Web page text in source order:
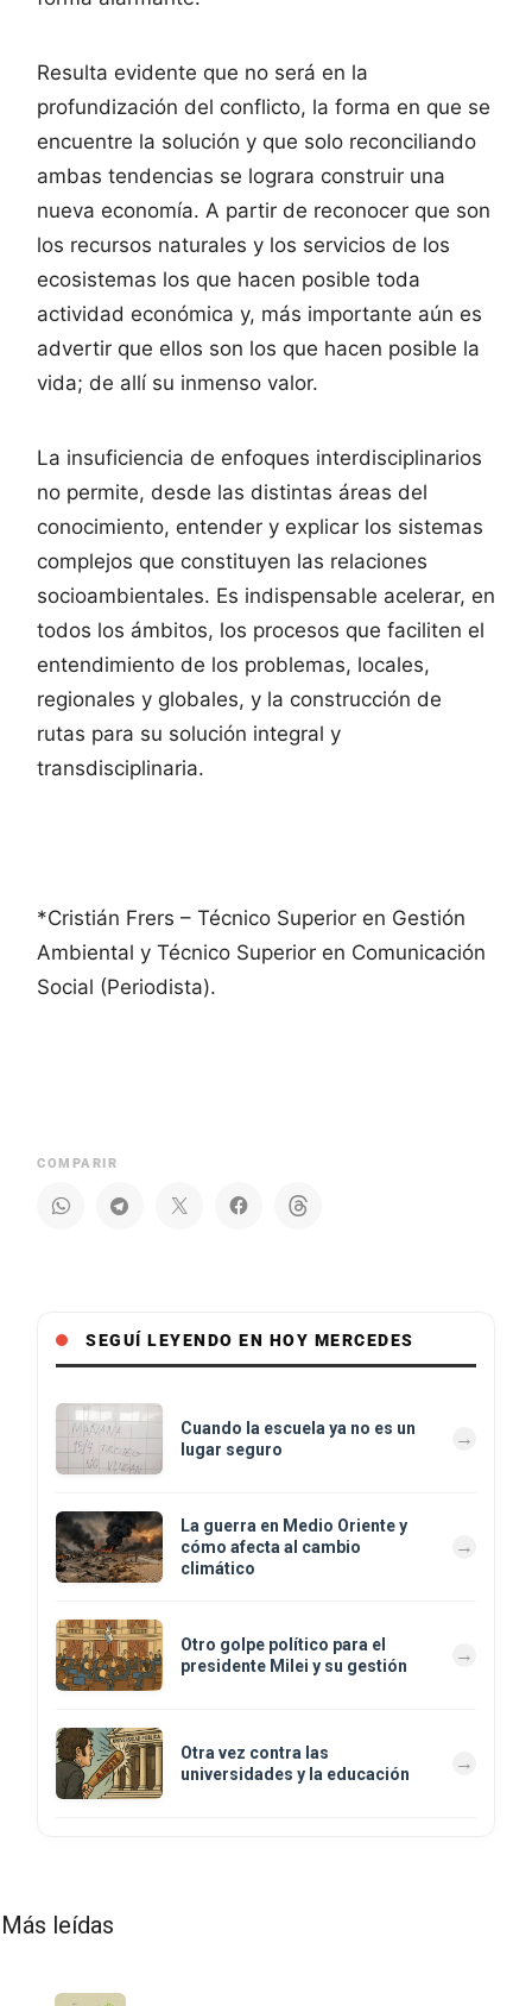
Resulta evidente que no será en la
profundización del conflicto, la forma en que se
encuentre la solución y que solo reconciliando
ambas tendencias se lograra construir una
nueva economía. A partir de reconocer que son
los recursos naturales y los servicios de los
ecosistemas los que hacen posible toda
actividad económica y, más importante aún es
advertir que ellos son los que hacen posible la
vida; de allí su inmenso valor.
La insuficiencia de enfoques interdisciplinarios
no permite, desde las distintas áreas del
conocimiento, entender y explicar los sistemas
complejos que constituyen las relaciones
socioambientales. Es indispensable acelerar, en
todos los ámbitos, los procesos que faciliten el
entendimiento de los problemas, locales,
regionales y globales, y la construcción de
rutas para su solución integral y
transdisciplinaria.
*Cristián Frers – Técnico Superior en Gestión
Ambiental y Técnico Superior en Comunicación
Social (Periodista).
COMPARIR
SEGUÍ LEYENDO EN HOY MERCEDES
Cuando la escuela ya no es un
lugar seguro
La guerra en Medio Oriente y
cómo afecta al cambio
climático
Otro golpe político para el
presidente Milei y su gestión
Otra vez contra las
universidades y la educación
Más leídas